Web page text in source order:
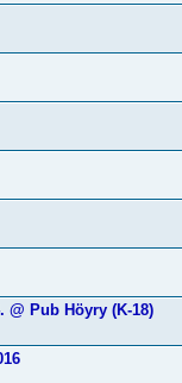
@ Pub Höyry (K-18)